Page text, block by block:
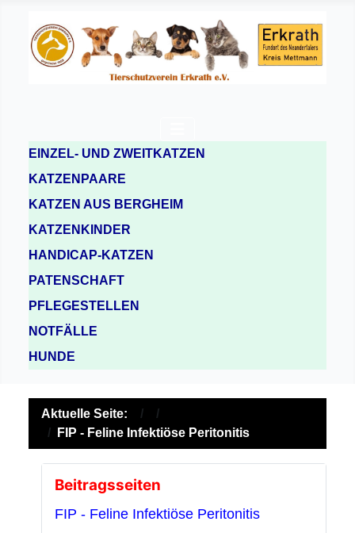
EINZEL- UND ZWEITKATZEN
KATZENPAARE
KATZEN AUS BERGHEIM
KATZENKINDER
HANDICAP-KATZEN
PATENSCHAFT
PFLEGESTELLEN
NOTFÄLLE
HUNDE
Aktuelle Seite:
FIP - Feline Infektiöse Peritonitis
Beitragsseiten
FIP - Feline Infektiöse Peritonitis